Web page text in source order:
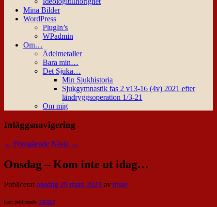
Mina Bilder
WordPress
PlugIn’s
WPadmin
Om…
Ädelmetaller
Bara min…
Det Sjuka…
Min Sjukhistoria
Sjukgymnastik fas 2 v13-16 (4v) 2021 efter
ländryggsoperation 1/3-21
Om mig
Inläggsnavigering
← Föregående Nästa →
Onsdag – Kom inte ut idag…
Publiceratonsdag 29 mars 2023 av nisse
[not: publicerade: 230328]